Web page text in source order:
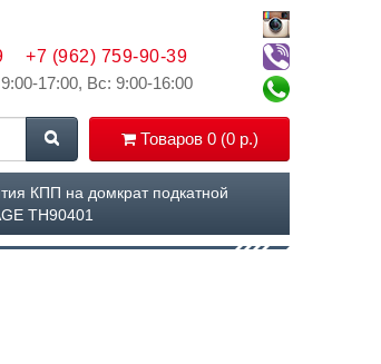
17:00, Вс: 9:00-16:00
Товаров 0 (0 р.)
+7 (962) 759-90-39
КПП на домкрат подкатной
TH90401